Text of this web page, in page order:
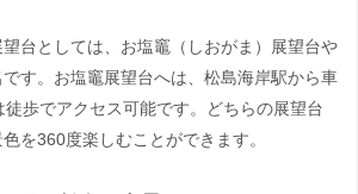
台としては、お塩竈（しおがま）展望台や
す。お塩竈展望台へは、松島海岸駅から車
歩でアクセス可能です。どちらの展望台
を360度楽しむことができます。